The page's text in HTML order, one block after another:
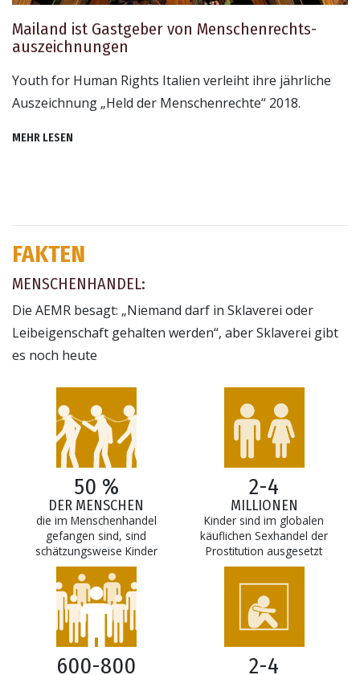
Mailand ist Gastgeber von Menschenrechts­
auszeichnungen
Youth for Human Rights Italien verleiht ihre jährliche
Auszeichnung „Held der Menschenrechte“ 2018.
MEHR LESEN
FAKTEN
MENSCHENHANDEL:
Die AEMR besagt: „Niemand darf in Sklaverei oder
Leibeigenschaft gehalten werden“, aber Sklaverei gibt
es noch heute
50 %
DER MENSCHEN
die im Menschenhandel
gefangen sind, sind
schätzungsweise Kinder
2-4
MILLIONEN
Kinder sind im globalen
käuflichen Sexhandel der
Prostitution ausgesetzt
600-800 2-4